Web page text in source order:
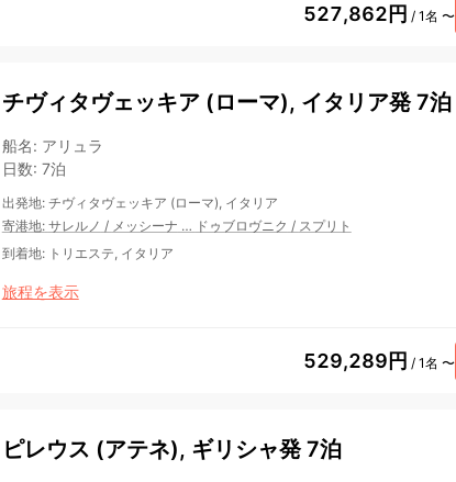
527,862円 / 1名 〜
チヴィタヴェッキア (ローマ), イタリア発 7泊
船名: アリュラ
日数: 7泊
出発地: チヴィタヴェッキア (ローマ), イタリア
寄港地: サレルノ / メッシーナ … ドゥブロヴニク / スプリト
到着地: トリエステ, イタリア
旅程を表示
529,289円 / 1名 〜
ピレウス (アテネ), ギリシャ発 7泊